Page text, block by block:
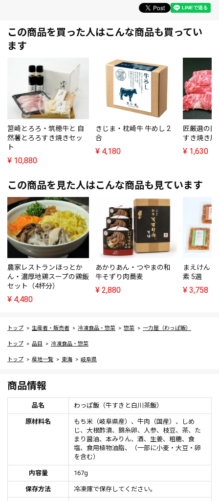
この商品を買った人はこんな商品も買ってい
ます
筥崎とろろ・筑穂牛と 自
然薯とろろすき焼きセッ
ト
¥ 10,880
きじま・枕崎牛 牛めし 2
合
¥ 4,180
匠厳選の
すき焼き用
¥ 1,630
この商品を見た人はこんな商品も見ています
農家レストランほっとか
ん・濃厚地鶏スープの鶏飯
セット（4杯分）
¥ 4,480
あかりあん・つやまの和
牛そずり肉蕎麦
¥ 2,880
まえけん
素 5選
¥ 3,758
トップ 生産者・販売者 冷凍食品・惣菜 惣菜 一力屋（わっぱ飯）
トップ 品目 冷凍食品・惣菜
トップ 産地一覧 東海 岐阜県
商品情報
品名 わっぱ飯（牛すきと白川茶飯）
原材料名
もち米（岐阜県産）、牛肉（国産）、しめ
じ、大根酢漬、錦糸卵、人参、枝豆、茶、た
まり醤油、本みりん、酒、生姜、粗糖、食
塩、食用植物油脂、（一部に小麦・大豆・卵
を含む）
内容量 167g
保存方法 冷凍庫で保存してください。